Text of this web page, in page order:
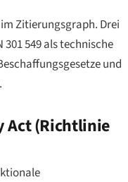
Zitierungsgraph. Drei
549 als technische
und
Act (Richtlinie